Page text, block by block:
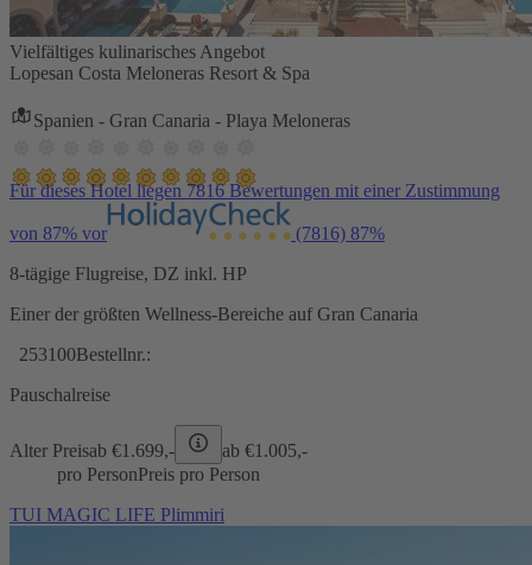
Vielfältiges kulinarisches Angebot
Lopesan Costa Meloneras Resort & Spa
Spanien - Gran Canaria - Playa Meloneras
Für dieses Hotel liegen 7816 Bewertungen mit einer Zustimmung
von 87% vor (7816) 87%
8-tägige Flugreise, DZ inkl. HP
Einer der größten Wellness-Bereiche auf Gran Canaria
253100Bestellnr.:
Pauschalreise
Alter Preisab €1.699,- ab €1.005,-
pro PersonPreis pro Person
TUI MAGIC LIFE Plimmiri